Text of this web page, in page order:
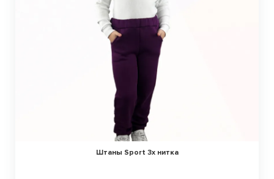
Штаны Sport 3х нитка